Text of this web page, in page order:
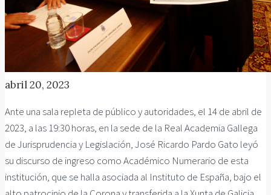
abril 20, 2023
Ante una sala repleta de público y autoridades, el 14 de abril de
2023, a las 19:30 horas, en la sede de la Real Academia Gallega
de Jurisprudencia y Legislación, José Ricardo Pardo Gato leyó
su discurso de ingreso como Académico Numerario de esta
institución, que se halla asociada al Instituto de España, bajo el